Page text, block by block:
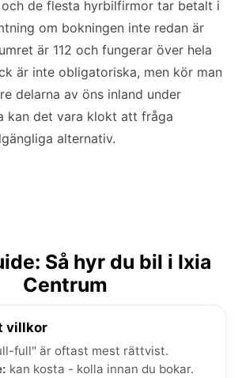
och de flesta hyrbilfirmor tar betalt i
om bokningen inte redan är
är 112 och fungerar över hela
är inte obligatoriska, men kör man
delarna av öns inland under
kan det vara klokt att fråga
alternativ.
Så hyr du bil i Ixia
Centrum
villkor
full" är oftast mest rättvist.
kan kosta - kolla innan du bokar.